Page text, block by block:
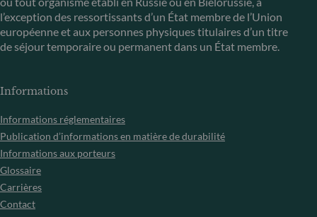
l’exception des ressortissants d’un État membre de l’Union
européenne et aux personnes physiques titulaires d’un titre
de séjour temporaire ou permanent dans un État membre.
Informations
Informations réglementaires
Publication d’informations en matière de durabilité
Informations aux porteurs
Glossaire
Carrières
Contact